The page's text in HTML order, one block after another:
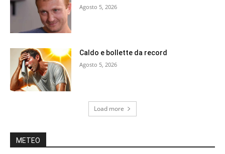
Agosto 5, 2026
Caldo e bollette da record
Agosto 5, 2026
Load more
METEO